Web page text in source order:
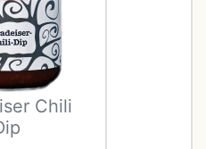
Chili